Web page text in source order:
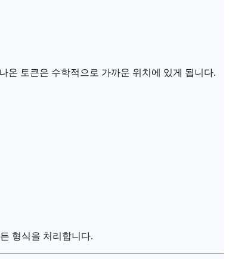
온 토큰은 수학적으로 가까운 위치에 있게 됩니다.
형식을 처리합니다.